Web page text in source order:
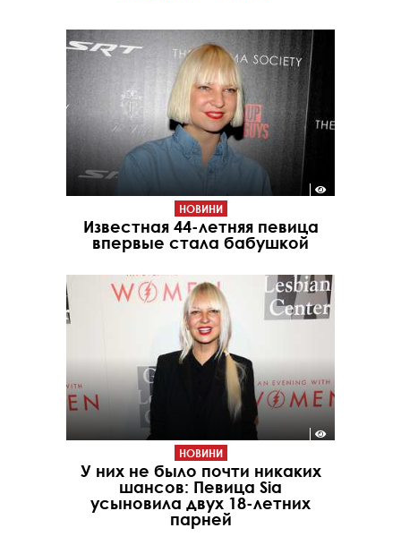
НОВИНИ
Известная 44-летняя певица
впервые стала бабушкой
НОВИНИ
У них не было почти никаких
шансов: Певица Sia
усыновила двух 18-летних
парней